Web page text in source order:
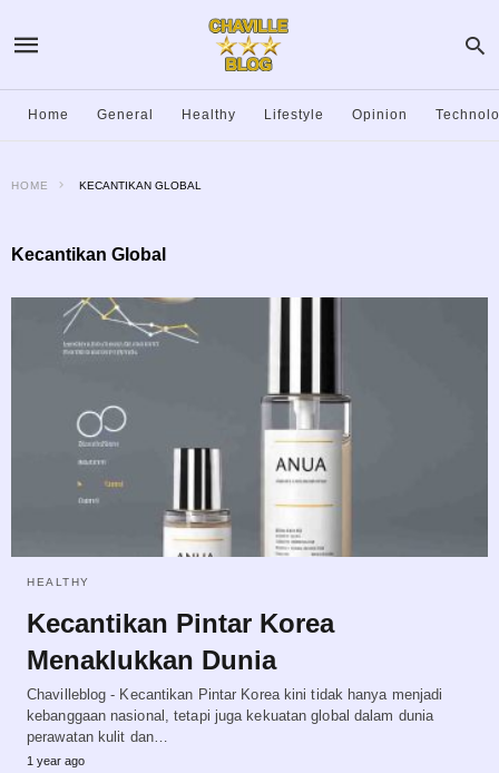
Home General Healthy Lifestyle Opinion
HOME KECANTIKAN GLOBAL
Kecantikan Global
HEALTHY
Kecantikan Pintar Korea
Menaklukkan Dunia
Chavilleblog - Kecantikan Pintar Korea kini tidak hanya menjadi
kebanggaan nasional, tetapi juga kekuatan global dalam dunia
perawatan kulit dan…
1 year ago